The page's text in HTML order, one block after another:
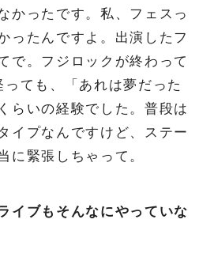
かったです。私、フェスっ
ったんですよ。出演したフ
で。フジロックが終わって
ても、「あれは夢だった
らいの経験でした。普段は
イプなんですけど、ステー
に緊張しちゃって。
イブもそんなにやっていな